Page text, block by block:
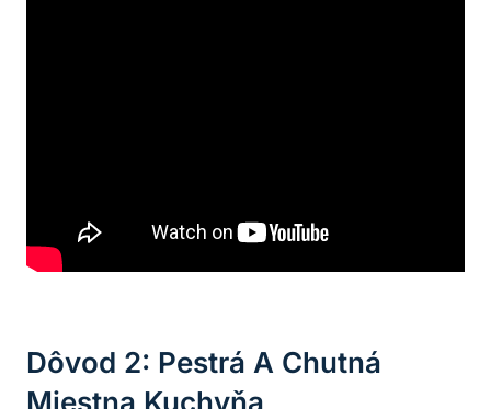
Dôvod 2: Pestrá A Chutná
Miestna Kuchyňa